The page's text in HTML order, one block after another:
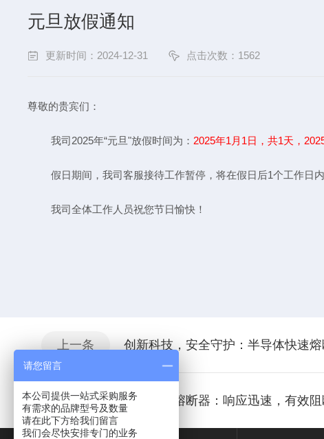
元旦放假通知
更新时间：2024-12-31 点击次数：1562
尊敬的贵宾们：
我司2025年“元旦"放假时间为： 2025年1月1日，共1天，
假日期间，我司客服接待工作暂停，将在假日后1个工作日内
我司全体工作人员祝您节日愉快！
江苏芯钻时代电
上一条 创新科技，安全守护：半导体快速
下一条 直流快速熔断器：响应迅速，有效
请您留言
本公司提供一站式采购服务
有需求的品牌型号及数量
请在此下方给我们留言
我们会尽快安排专门的业务